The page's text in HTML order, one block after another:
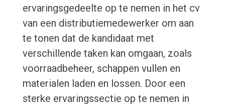
ervaringsgedeelte op te nemen in het cv
van een distributiemedewerker om aan
te tonen dat de kandidaat met
verschillende taken kan omgaan, zoals
voorraadbeheer, schappen vullen en
materialen laden en lossen. Door een
sterke ervaringssectie op te nemen in